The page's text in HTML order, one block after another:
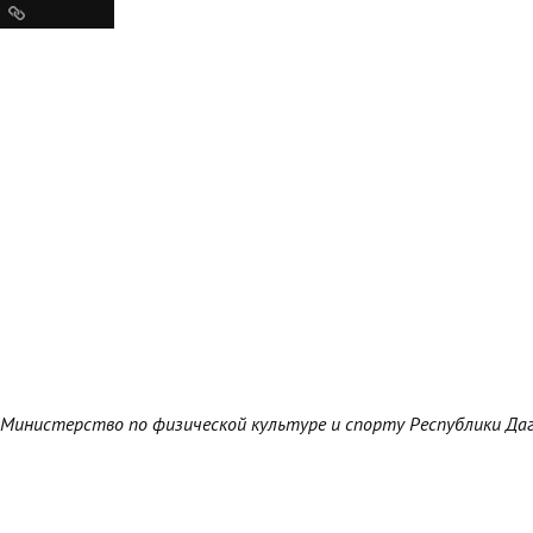
Министерство по физической культуре и спорту Республики